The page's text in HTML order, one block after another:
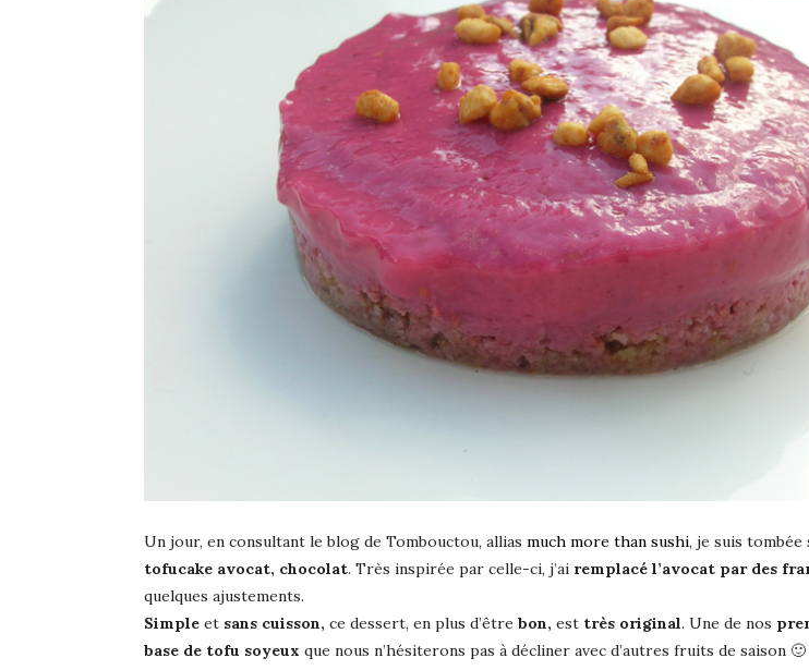
Un jour, en consultant le blog de Tombouctou, allias much more than sushi, je suis tombée
tofucake avocat, chocolat. Très inspirée par celle-ci, j’ai remplacé l’avocat par des
quelques ajustements.
Simple et sans cuisson, ce dessert, en plus d’être bon, est très original. Une de nos
base de tofu soyeux que nous n’hésiterons pas à décliner avec d’autres fruits de saison 🙂